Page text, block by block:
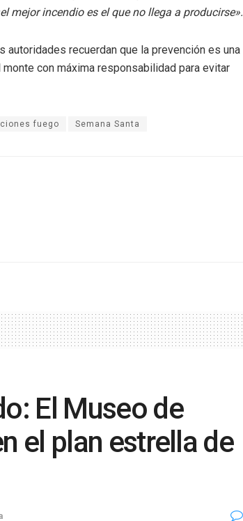
mejor incendio es el que no llega a producirse».
recuerdan que la prevención es una
con máxima responsabilidad para evitar
fuego Semana Santa
El Museo de
el plan estrella de